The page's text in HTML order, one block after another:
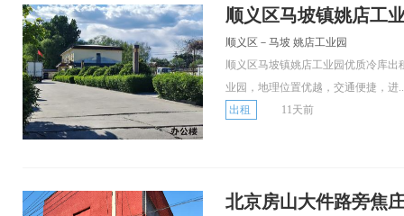
顺义区马坡镇姚店工
顺义区－马坡 姚店工业园
顺义区马坡镇姚店工业园优质冷库
业园，地理位置优越，交通便捷，进
出租
11天前
北京房山大件路旁焦